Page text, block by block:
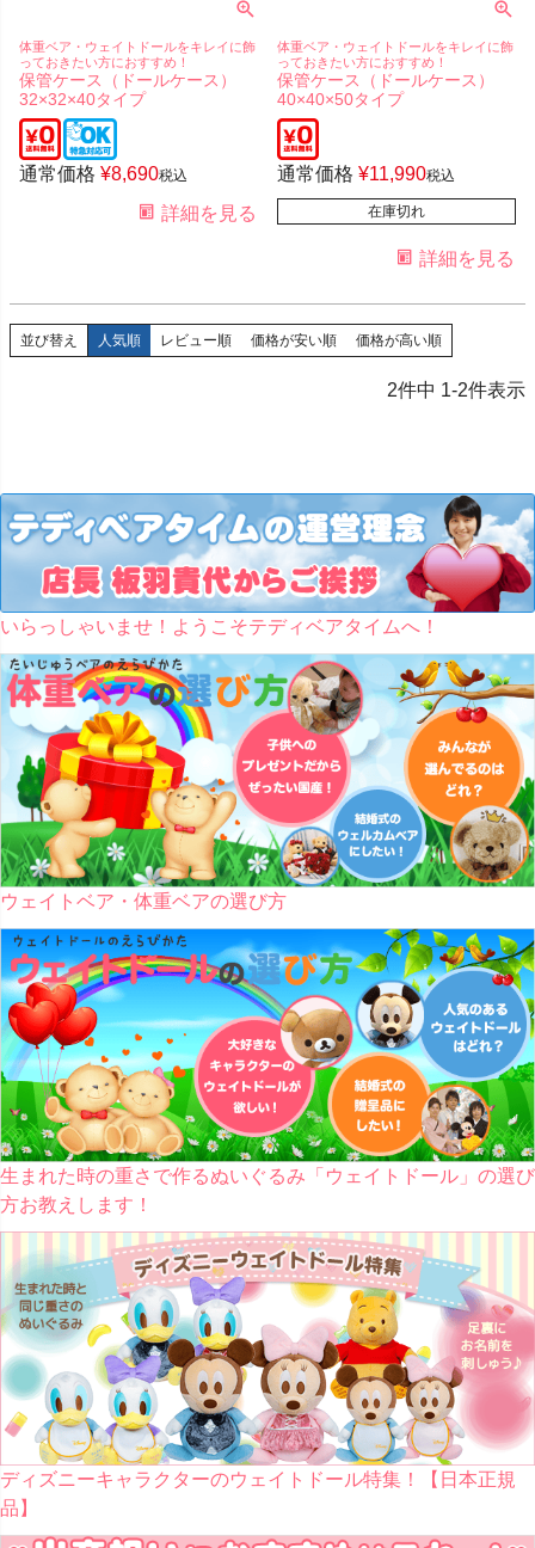
体重ベア・ウェイトドールをキレイに飾
っておきたい方におすすめ！
保管ケース（ドールケース）
32×32×40タイプ
通常価格 ¥8,690税込
詳細を見る
体重ベア・ウェイトドールをキレイに飾
っておきたい方におすすめ！
保管ケース（ドールケース）
40×40×50タイプ
通常価格 ¥11,990税込
在庫切れ
詳細を見る
並び替え 人気順 レビュー順 価格が安い順 価格が高い順
2件中 1-2件表示
いらっしゃいませ！ようこそテディベアタイムへ！
ウェイトベア・体重ベアの選び方
生まれた時の重さで作るぬいぐるみ「ウェイトドール」の選び
方お教えします！
ディズニーキャラクターのウェイトドール特集！【日本正規
品】